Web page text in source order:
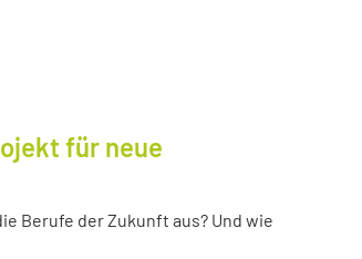
für neue
Berufe der Zukunft aus? Und wie